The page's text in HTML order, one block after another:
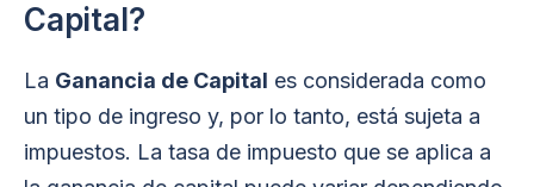
Capital?
La Ganancia de Capital es considerada como
un tipo de ingreso y, por lo tanto, está sujeta a
impuestos. La tasa de impuesto que se aplica a